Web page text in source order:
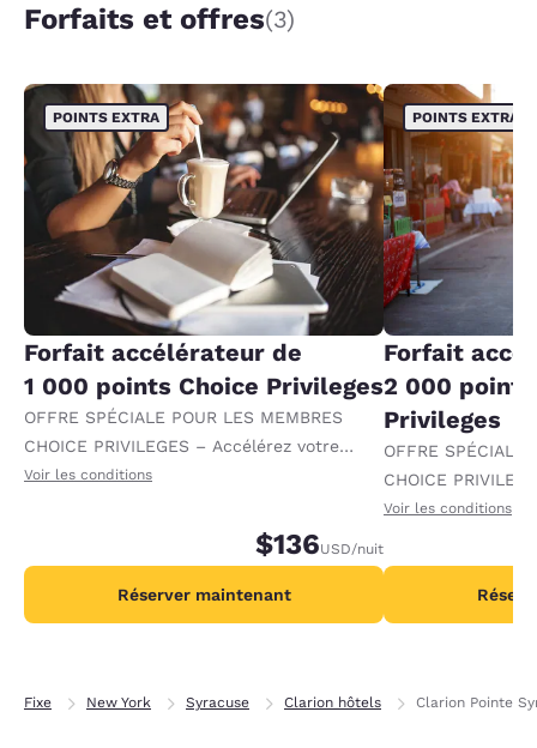
Forfaits et offres(3)
POINTS EXTRA
Forfait accélérateur de
1 000 points Choice Privileges
OFFRE SPÉCIALE POUR LES MEMBRES
CHOICE PRIVILEGES – Accélérez votre
progression vers des récompenses en
Voir les conditions
$136USD/nuit
Réserver maintenant
POINTS EXTRA
Forfait
2 000
Privileges
OFFRE SPÉCIALE
CHOICE
progression vers
par nuit.
Voir les conditions
Fixe New York Syracuse Clarion hôtels Clarion Pointe